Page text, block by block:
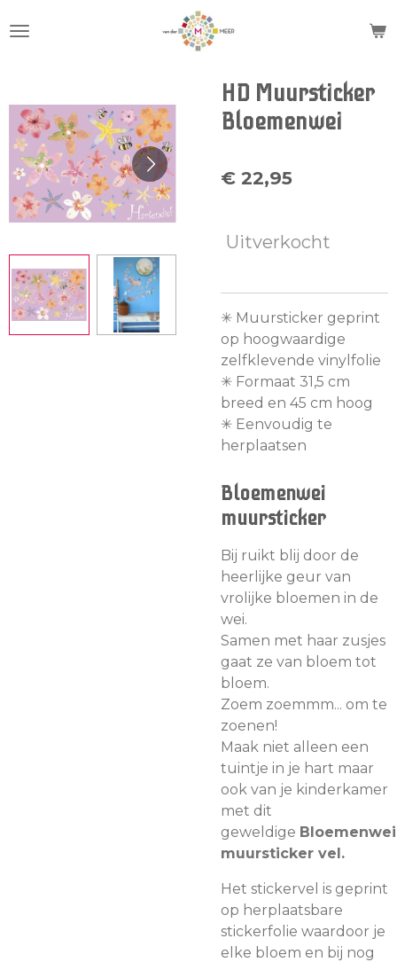
direct
hoofdinhoud
HD Muursticker
Bloemenwei
€ 22,95
Uitverkocht
✳︎ Muursticker geprint
op hoogwaardige
zelfklevende vinylfolie
✳︎ Formaat 31,5 cm
breed en 45 cm hoog
✳︎ Eenvoudig te
herplaatsen
Bloemenwei
muursticker
Bij ruikt blij door de
heerlijke geur van
vrolijke bloemen in de
wei.
Samen met haar zusjes
gaat ze van bloem tot
bloem.
Zoem zoemmm... om te
zoenen!
Maak niet alleen een
tuintje in je hart maar
ook van je kinderkamer
met dit
geweldige Bloemenwei
muursticker vel.
Het stickervel is geprint
op herplaatsbare
stickerfolie waardoor je
elke bloem en bij nog